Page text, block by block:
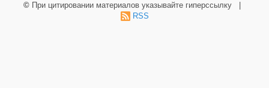
© При цитировании материалов указывайте гиперссылку |
RSS